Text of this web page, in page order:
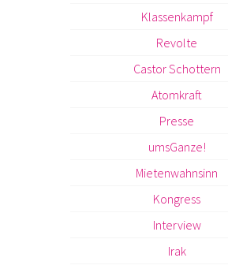
Klassenkampf
Revolte
Castor Schottern
Atomkraft
Presse
umsGanze!
Mietenwahnsinn
Kongress
Interview
Irak